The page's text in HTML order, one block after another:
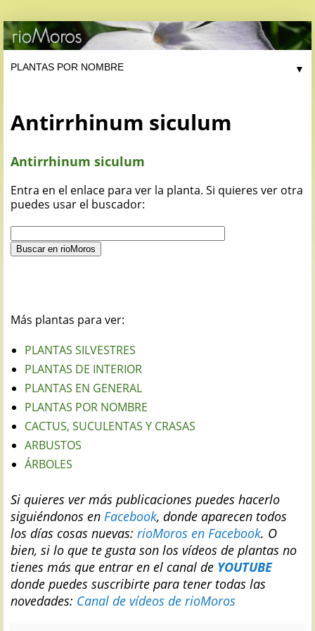
▼
Antirrhinum siculum
Antirrhinum siculum
Entra en el enlace para ver la planta. Si quieres ver otra
puedes usar el buscador:
Más plantas para ver:
PLANTAS SILVESTRES
PLANTAS DE INTERIOR
PLANTAS EN GENERAL
PLANTAS POR NOMBRE
CACTUS, SUCULENTAS Y CRASAS
ARBUSTOS
ÁRBOLES
Si quieres ver más publicaciones puedes hacerlo
siguiéndonos en Facebook, donde aparecen todos
los días cosas nuevas: rioMoros en Facebook. O
bien, si lo que te gusta son los vídeos de plantas no
tienes más que entrar en el canal de YOUTUBE
donde puedes suscribirte para tener todas las
novedades: Canal de vídeos de rioMoros